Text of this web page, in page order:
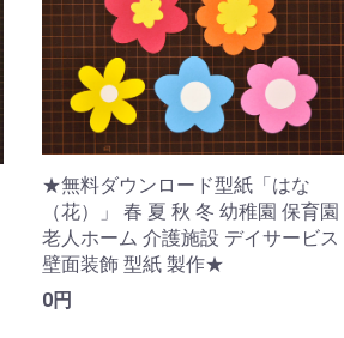
★無料ダウンロード型紙「はな
（花）」 春 夏 秋 冬 幼稚園 保育園
老人ホーム 介護施設 デイサービス
壁面装飾 型紙 製作★
0円